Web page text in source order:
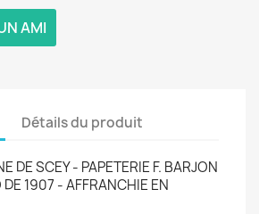
AMI
Détails du produit
DE SCEY - PAPETERIE F. BARJON
1907 - AFFRANCHIE EN